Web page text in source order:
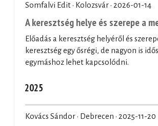
Somfalvi Edit · Kolozsvár · 2026-01-14
A keresztség helye és szerepe a
Előadás a keresztség helyéről és
keresztség egy ősrégi, de nagyon is
egymáshoz lehet kapcsolódni.
2025
Kovács Sándor · Debrecen · 2025-11-20